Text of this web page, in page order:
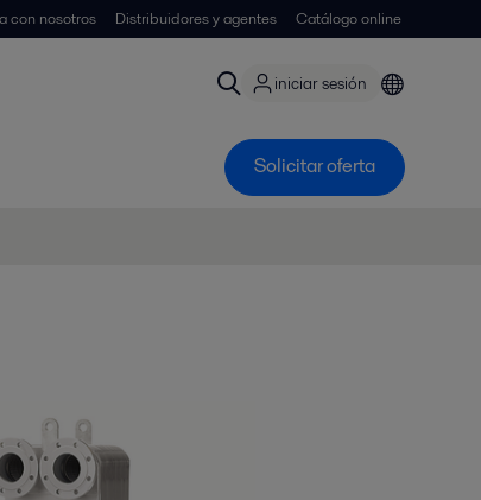
con nosotros Distribuidores y agentes Catálogo online
iniciar sesión
Solicitar oferta